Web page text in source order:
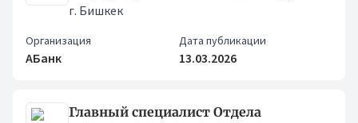
г. Бишкек
Организация
АБанк
Дата публикации
13.03.2026
Главный специалист Отдела